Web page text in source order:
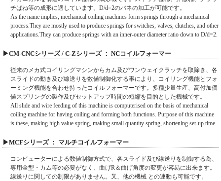
チばね等の成形に適しています。D/d=2のバネの加工が可能です。
As the name implies, mechanical coiling machines form springs through a mechanical
process.They are mostly used to produce springs for switches, valves, clutches, and other
applications.They can produce springs with an inner-outer diameter ratio down to D/d=2.
▶CM-CNCシリーズ / C-Zシリーズ ： NCコイルフォーマー
従来のメカ式コイリングマシンからカム及びワンウェイクラッチを取除き、各
スライドの動き及び線送りを数値制御化する事により、コイリング機能とフォ
ーミング機能を合わせ持ったコイルフォーマーです。多種少量生産、高付加価
値スプリングの製作及びセットアップ時間の短縮を目的とした機械です。
All slide and wire feeding of this machine is computerised on the basis of mechanical
coiling machine for having coiling and forming both functions. Purpose of this machine
is these, making high value spring, making small quantity spring, shortening set-up time.
▶MCFシリーズ ： マルチコイルフォーマー
コンピューターによる数値制御方式で、各スライド及び線送りを制御する為、
専用金型・カム等の必要がなく、曲げR＆曲げ角度の変更が容易に出来ます。
線送りに関しての制限がありません。又、他の機械 との連動も可能です。